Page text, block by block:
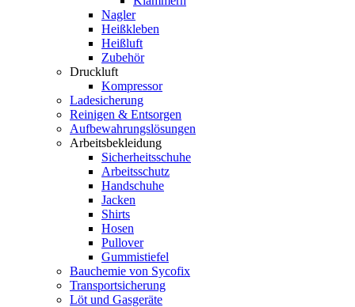
Nagler
Heißkleben
Heißluft
Zubehör
Druckluft
Kompressor
Ladesicherung
Reinigen & Entsorgen
Aufbewahrungslösungen
Arbeitsbekleidung
Sicherheitsschuhe
Arbeitsschutz
Handschuhe
Jacken
Shirts
Hosen
Pullover
Gummistiefel
Bauchemie von Sycofix
Transportsicherung
Löt und Gasgeräte